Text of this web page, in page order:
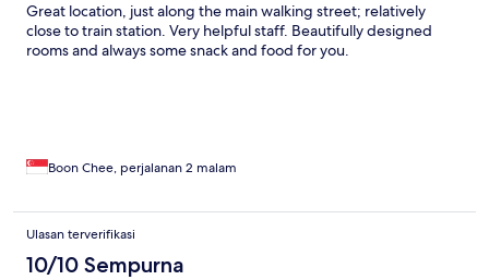
Great location, just along the main walking street; relatively
close to train station. Very helpful staff. Beautifully designed
rooms and always some snack and food for you.
Boon Chee, perjalanan 2 malam
Ulasan terverifikasi
10/10 Sempurna